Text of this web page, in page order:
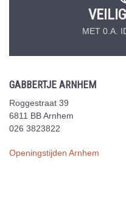
MET 0.A.
GABBERTJE ARNHEM
Roggestraat 39
6811 BB Arnhem
026 3823822
Openingstijden Arnhem